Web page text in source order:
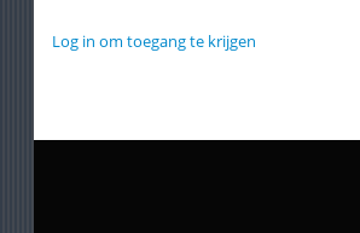
Log in om toegang te krijgen